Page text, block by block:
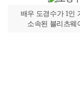
배우 도경수가 1인
소속된 블리츠웨